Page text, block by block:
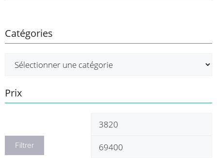
Catégories
Prix
Prix
Filtrer